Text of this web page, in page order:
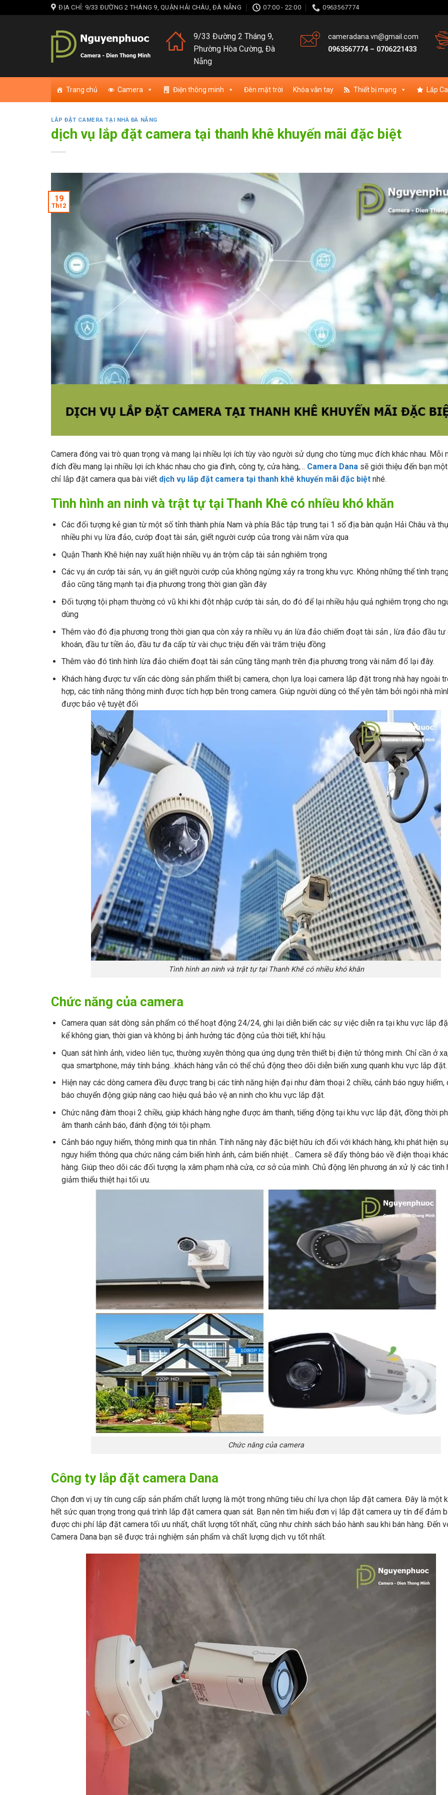
to
ĐỊA CHỈ: 9/33 ĐƯỜNG 2 THÁNG 9, QUẬN HẢI CHÂU, ĐÀ NẴNG 07:00 - 22:00 0963567774
9/33 Đường 2 Tháng 9,
Phường Hòa Cường, Đà
Nẵng
cameradana.vn@gmail.com
0963567774– 0706221433
Trang chủ Camera Điện thông minh Đèn mặt trời Khóa vân tay Thiết bị mạng Lắp
LẮP ĐẶT CAMERA TẠI NHÀ ĐÀ NẴNG
dịch vụ lắp đặt camera tại thanh khê khuyến mãi đặc biệt
19
Th12
Camera đóng vai trò quan trọng và mang lại nhiều lợi ích tùy vào người sử dụng cho từng mục đích khác nhau. Mỗi
đích đều mang lại nhiều lợi ích khác nhau cho gia đình, công ty, cửa hàng,… Camera Dana sẽ giới thiệu đến bạn
chỉ lắp đặt camera qua bài viết dịch vụ lắp đặt camera tại thanh khê khuyến mãi đặc biệt nhé.
Tình hình an ninh và trật tự tại Thanh Khê có nhiều khó khăn
Các đối tượng kẻ gian từ một số tỉnh thành phía Nam và phía Bắc tập trung tại 1 số địa bàn quận Hải Châu và
nhiều phi vụ lừa đảo, cướp đoạt tài sản, giết người cướp của trong vài năm vừa qua
Quận Thanh Khê hiện nay xuất hiện nhiều vụ án trộm cắp tài sản nghiêm trọng
Các vụ án cướp tài sản, vụ án giết người cướp của không ngừng xảy ra trong khu vực. Không những thể tình
đảo cũng tăng mạnh tại địa phương trong thời gian gần đây
Đối tượng tội phạm thường có vũ khi khi đột nhập cướp tài sản, do đó để lại nhiều hậu quả nghiêm trọng cho
dùng
Thêm vào đó địa phương trong thời gian qua còn xảy ra nhiều vụ án lừa đảo chiếm đoạt tài sản , lừa đảo đầu tư
khoán, đầu tư tiền ảo, đầu tư đa cấp từ vài chục triệu đến vài trăm triệu đồng
Thêm vào đó tình hình lừa đảo chiếm đoạt tài sản cũng tăng mạnh trên địa phương trong vài năm đổ lại đây.
Khách hàng được tư vấn các dòng sản phẩm thiết bị camera, chọn lựa loại camera lắp đặt trong nhà hay ngoài
hợp, các tính năng thông minh được tích hợp bên trong camera. Giúp người dùng có thể yên tâm bởi ngôi nhà
được bảo vệ tuyệt đối
Tình hình an ninh và trật tự tại Thanh Khê có nhiều khó khăn
Chức năng của camera
Camera quan sát dòng sản phẩm có thể hoạt động 24/24, ghi lại diễn biến các sự việc diễn ra tại khu vực lắp
kể không gian, thời gian và không bị ảnh hưởng tác động của thời tiết, khí hậu.
Quan sát hình ảnh, video liên tục, thường xuyên thông qua ứng dụng trên thiết bị điện tử thông minh. Chỉ cần ở
qua smartphone, máy tính bảng…khách hàng vẫn có thể chủ động theo dõi diễn biến xung quanh khu vực lắp đặt.
Hiện nay các dòng camera đều được trang bị các tính năng hiện đại như đàm thoại 2 chiều, cảnh báo nguy hiểm,
báo chuyển động giúp nâng cao hiệu quả bảo vệ an ninh cho khu vực lắp đặt.
Chức năng đàm thoại 2 chiều, giúp khách hàng nghe được âm thanh, tiếng động tại khu vực lắp đặt, đồng thời
âm thanh cảnh báo, đánh động tới tội phạm.
Cảnh báo nguy hiểm, thông minh qua tin nhắn. Tính năng này đặc biệt hữu ích đối với khách hàng, khi phát hiện
nguy hiểm thông qua chức năng cảm biến hình ảnh, cảm biến nhiệt… Camera sẽ đẩy thông báo về điện thoại
hàng. Giúp theo dõi các đối tượng lạ xâm phạm nhà cửa, cơ sở của mình. Chủ động lên phương án xử lý các tình
giảm thiểu thiệt hại tối ưu.
Chức năng của camera
Công ty lắp đặt camera Dana
Chọn đơn vị uy tín cung cấp sản phẩm chất lượng là một trong những tiêu chí lựa chọn lắp đặt camera. Đây là một
hết sức quan trọng trong quá trình lắp đặt camera quan sát. Bạn nên tìm hiểu đơn vị lắp đặt camera uy tín để đảm
được chi phí lắp đặt camera tối ưu nhất, chất lượng tốt nhất, cũng như chính sách bảo hành sau khi bán hàng. Đến
Camera Dana bạn sẽ được trải nghiệm sản phẩm và chất lượng dịch vụ tốt nhất.